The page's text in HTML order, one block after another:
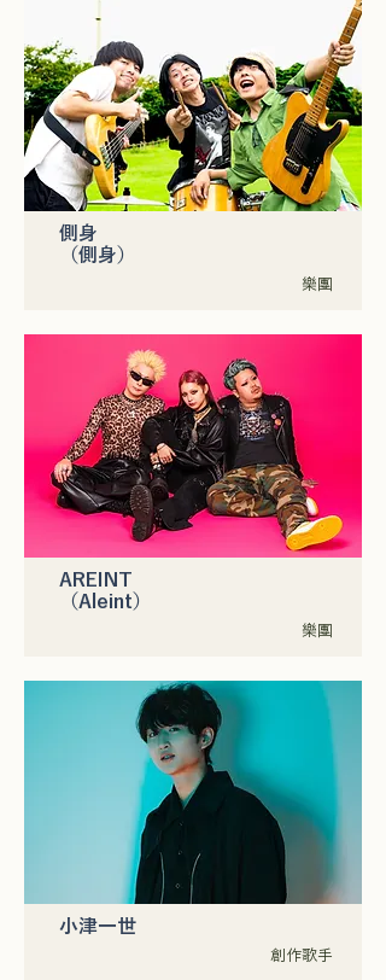
側身
（側身）
樂團
AREINT
（Aleint）
樂團
小津一世
創作歌手